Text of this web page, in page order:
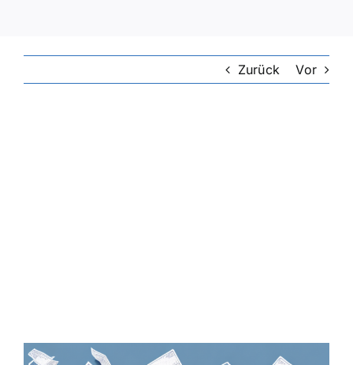
Zurück Vor
Zeige